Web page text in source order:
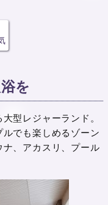
を
型レジャーランド。
でも楽しめるゾーン
ナ、アカスリ、プール